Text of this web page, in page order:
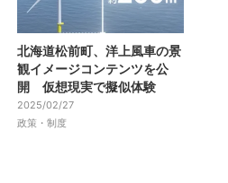
北海道松前町、洋上風車の景
観イメージコンテンツを公
開 仮想現実で擬似体験
2025/02/27
政策・制度